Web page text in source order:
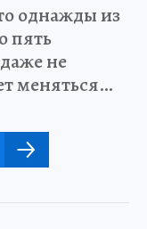
однажды из
пять
не
меняться…